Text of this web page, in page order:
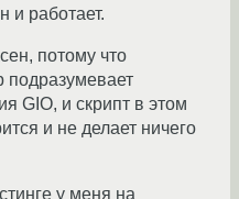
и работает.
потому что
подразумевает
GIO, и скрипт в этом
и не делает ничего
у меня на